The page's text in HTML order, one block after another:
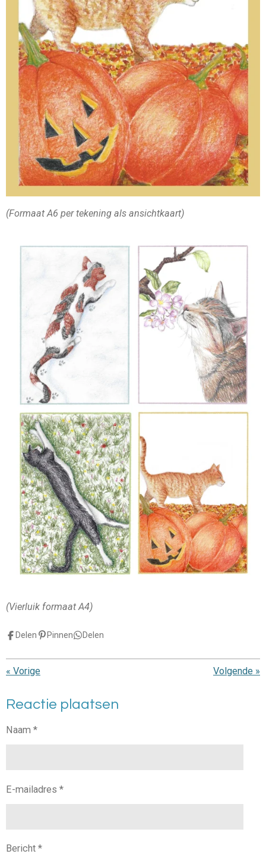
(Formaat A6 per tekening als ansichtkaart)
(Vierluik formaat A4)
Delen Pinnen Delen
« Vorige Volgende »
Reactie plaatsen
Naam *
E-mailadres *
Bericht *